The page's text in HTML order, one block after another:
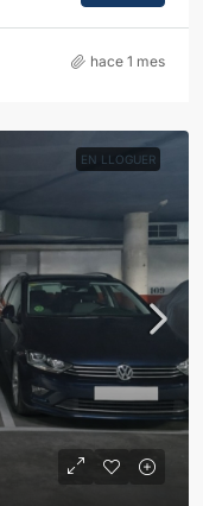
hace 1 mes
EN LLOGUER